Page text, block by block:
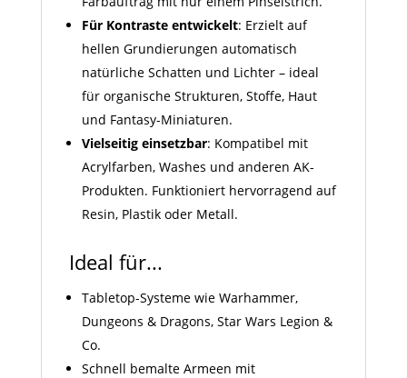
Für Kontraste entwickelt: Erzielt auf
hellen Grundierungen automatisch
natürliche Schatten und Lichter – ideal
für organische Strukturen, Stoffe, Haut
und Fantasy-Miniaturen.
Vielseitig einsetzbar: Kompatibel mit
Acrylfarben, Washes und anderen AK-
Produkten. Funktioniert hervorragend auf
Resin, Plastik oder Metall.
Ideal für...
Tabletop-Systeme wie Warhammer,
Dungeons & Dragons, Star Wars Legion &
Co.
Schnell bemalte Armeen mit